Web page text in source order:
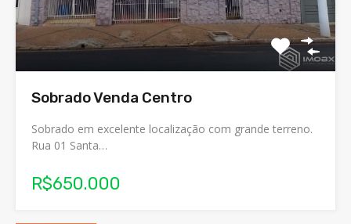
Sobrado Venda Centro
Sobrado em excelente localização com grande terreno.
Rua 01 Santa…
R$650.000